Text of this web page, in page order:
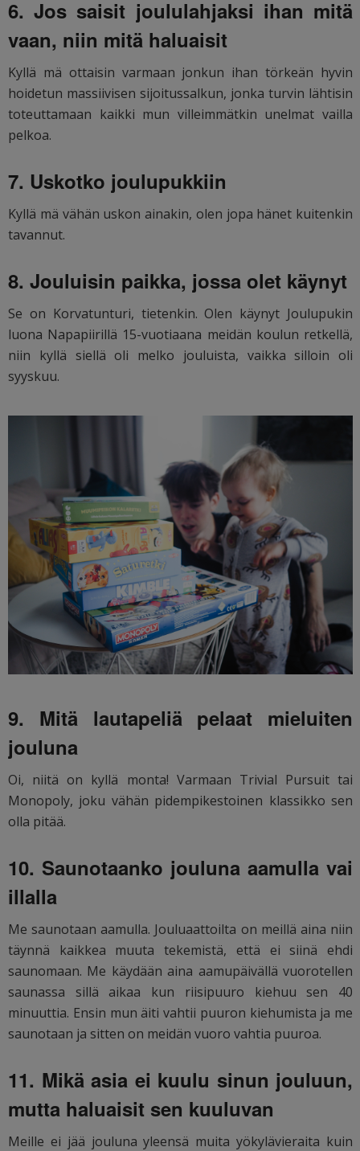
6. Jos saisit joululahjaksi ihan mitä
vaan, niin mitä haluaisit
Kyllä mä ottaisin varmaan jonkun ihan törkeän hyvin
hoidetun massiivisen sijoitussalkun, jonka turvin lähtisin
toteuttamaan kaikki mun villeimmätkin unelmat vailla
pelkoa.
7. Uskotko joulupukkiin
Kyllä mä vähän uskon ainakin, olen jopa hänet kuitenkin
tavannut.
8. Jouluisin paikka, jossa olet käynyt
Se on Korvatunturi, tietenkin. Olen käynyt Joulupukin
luona Napapiirillä 15-vuotiaana meidän koulun retkellä,
niin kyllä siellä oli melko jouluista, vaikka silloin oli
syyskuu.
9. Mitä lautapeliä pelaat mieluiten
jouluna
Oi, niitä on kyllä monta! Varmaan Trivial Pursuit tai
Monopoly, joku vähän pidempikestoinen klassikko sen
olla pitää.
10. Saunotaanko jouluna aamulla vai
illalla
Me saunotaan aamulla. Jouluaattoilta on meillä aina niin
täynnä kaikkea muuta tekemistä, että ei siinä ehdi
saunomaan. Me käydään aina aamupäivällä vuorotellen
saunassa sillä aikaa kun riisipuuro kiehuu sen 40
minuuttia. Ensin mun äiti vahtii puuron kiehumista ja me
saunotaan ja sitten on meidän vuoro vahtia puuroa.
11. Mikä asia ei kuulu sinun jouluun,
mutta haluaisit sen kuuluvan
Meille ei jää jouluna yleensä muita yökylävieraita kuin